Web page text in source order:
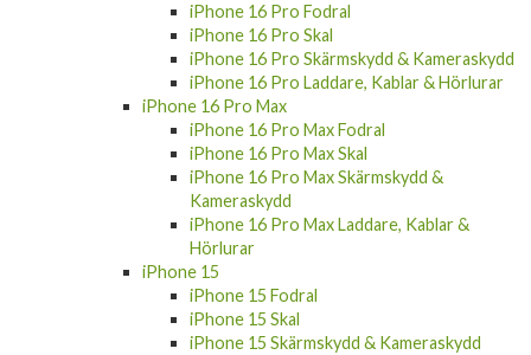
iPhone 16 Pro Fodral
iPhone 16 Pro Skal
iPhone 16 Pro Skärmskydd & Kameraskydd
iPhone 16 Pro Laddare, Kablar & Hörlurar
iPhone 16 Pro Max
iPhone 16 Pro Max Fodral
iPhone 16 Pro Max Skal
iPhone 16 Pro Max Skärmskydd &
Kameraskydd
iPhone 16 Pro Max Laddare, Kablar &
Hörlurar
iPhone 15
iPhone 15 Fodral
iPhone 15 Skal
iPhone 15 Skärmskydd & Kameraskydd